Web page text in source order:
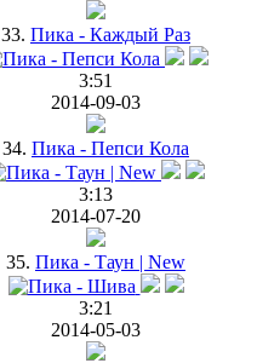
33. Пика - Каждый Раз
3:51
2014-09-03
34. Пика - Пепси Кола
3:13
2014-07-20
35. Пика - Таун | New
3:21
2014-05-03